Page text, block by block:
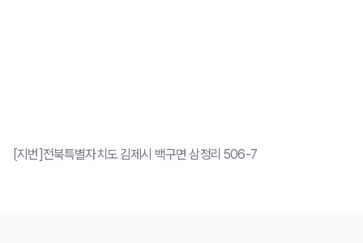
[지번]전북특별자치도 김제시 백구면 삼정리 506-7